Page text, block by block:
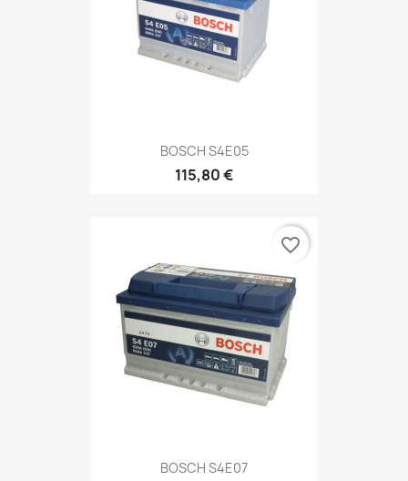
BOSCH S4E05
115,80 €
BOSCH S4E07
favorite_border